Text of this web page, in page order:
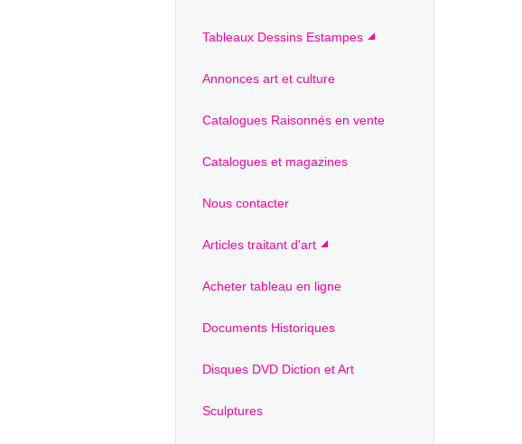
Tableaux Dessins Estampes
Annonces art et culture
Catalogues Raisonnés en vente
Catalogues et magazines
Nous contacter
Articles traitant d'art
Acheter tableau en ligne
Documents Historiques
Disques DVD Diction et Art
Sculptures